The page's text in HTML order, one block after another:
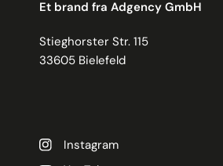
Et brand fra Adgency GmbH
Stieghorster Str. 115
33605 Bielefeld
Instagram